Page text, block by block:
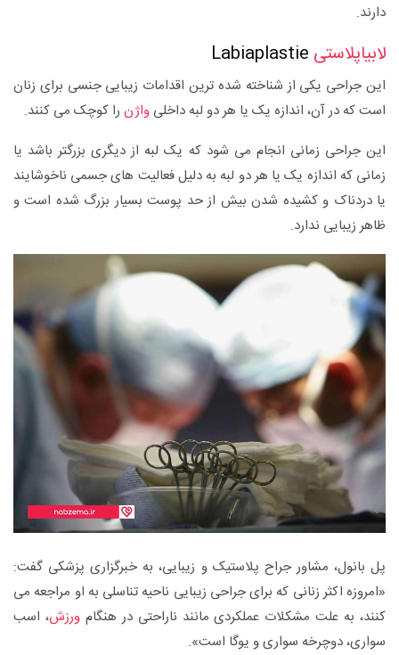
دارند.
لابیاپلاستی
این جراحی یکی از شناخته شده ترین اقدامات زیبایی جنسی برای زنان
است که در آن، اندازه یک یا هر دو لبه داخلی واژن را کوچک می کنند.
این جراحی زمانی انجام می شود که یک لبه از دیگری بزرگتر باشد یا
زمانی که اندازه یک یا هر دو لبه به دلیل فعالیت های جسمی ناخوشایند
یا دردناک و کشیده شدن بیش از حد پوست بسیار بزرگ شده است و
ظاهر زیبایی ندارد.
پل بانول، مشاور جراح پلاستیک و زیبایی، به خبرگزاری پزشکی گفت:
«امروزه اکثر زنانی که برای جراحی زیبایی ناحیه تناسلی به او مراجعه می
کنند، به علت مشکلات عملکردی مانند ناراحتی در هنگامورزش، اسب
سواری، دوچرخه سواری و یوگا است».